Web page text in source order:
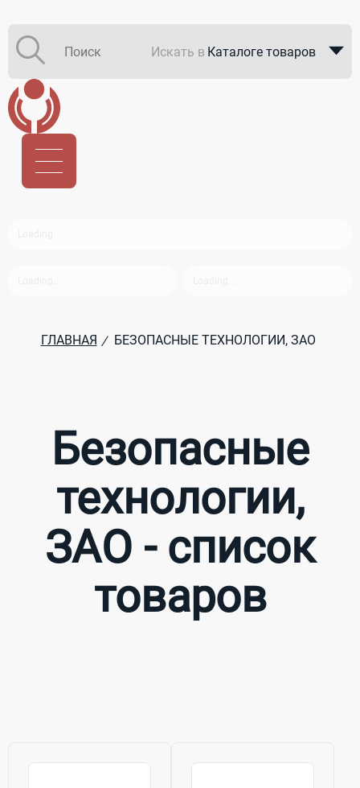
Искать в Каталоге товаров
ГЛАВНАЯ / БЕЗОПАСНЫЕ ТЕХНОЛОГИИ, ЗАО
Безопасные
технологии,
ЗАО - список
товаров